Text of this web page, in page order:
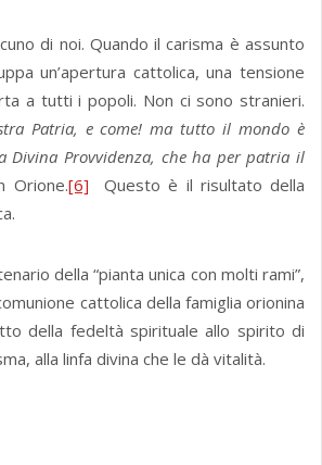
di noi. Quando il carisma è assunto
un’apertura cattolica, una tensione
a tutti i popoli. Non ci sono stranieri.
Patria, e come! ma tutto il mondo è
Divina Provvidenza, che ha per patria il
Orione.[6] Questo è il risultato della
della “pianta unica con molti rami”,
cattolica della famiglia orionina
della fedeltà spirituale allo spirito di
alla linfa divina che le dà vitalità.